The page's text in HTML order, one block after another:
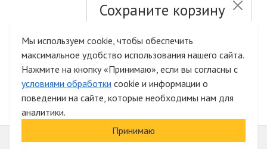
Сохраните корзину
Быстрая авторизация на сайте
Мы используем cookie, чтобы обеспечить
максимальное удобство использования нашего сайта.
Нажмите на кнопку «Принимаю», если вы согласны с
условиями обработки cookie и информации о
поведении на сайте, которые необходимы нам для
аналитики.
Принимаю